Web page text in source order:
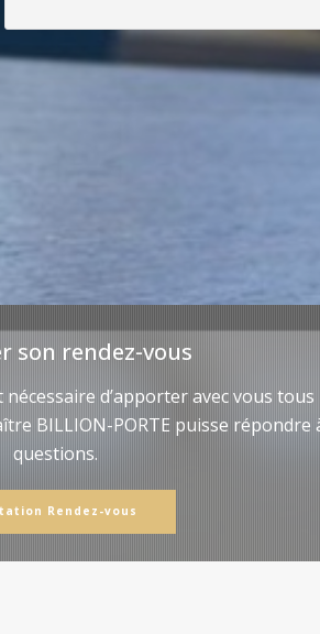
son rendez-vous
d’apporter avec vous tous
BILLION-PORTE puisse répondre
questions.
Rendez-vous